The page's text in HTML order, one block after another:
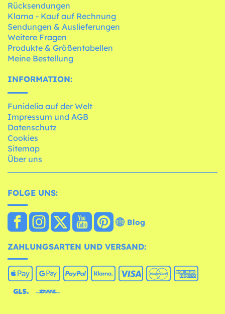
Rücksendungen
Klarna - Kauf auf Rechnung
Sendungen & Auslieferungen
Weitere Fragen
Produkte & Größentabellen
Meine Bestellung
INFORMATION:
Funidelia auf der Welt
Impressum und AGB
Datenschutz
Cookies
Sitemap
Über uns
FOLGE UNS:
Blog
ZAHLUNGSARTEN UND VERSAND: